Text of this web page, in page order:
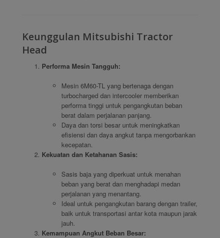
Keunggulan Mitsubishi Tractor
Head
Performa Mesin Tangguh:
Mesin 6M60-TL yang bertenaga dengan
turbocharged dan intercooler memberikan
performa tinggi untuk pengangkutan beban
berat dalam perjalanan panjang.
Daya dan torsi besar untuk meningkatkan
efisiensi dan daya angkut tanpa mengorbankan
kecepatan.
Kekuatan dan Ketahanan Sasis:
Sasis baja yang diperkuat untuk menahan
beban yang berat dan menghadapi medan
perjalanan yang menantang.
Ideal untuk pengangkutan barang dengan trailer,
baik untuk transportasi antar kota maupun jarak
jauh.
Kemampuan Angkut Beban Besar: